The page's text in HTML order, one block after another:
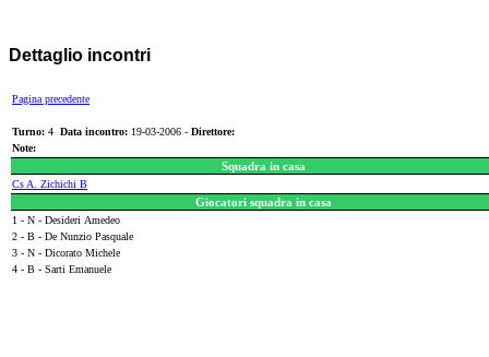
Dettaglio incontri
Pagina precedente
Turno: 4 Data incontro: 19-03-2006 - Direttore:
Note:
Squadra in casa
Cs A. Zichichi B
Giocatori squadra in casa
1 - N - Desideri Amedeo
2 - B - De Nunzio Pasquale
3 - N - Dicorato Michele
4 - B - Sarti Emanuele